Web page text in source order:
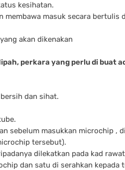
kesihatan.
masuk secara bertulis
akan dikenakan
perkara yang perlu di buat
dan sihat.
sebelum masukkan microchip ,
tersebut).
dilekatkan pada kad
dan satu di serahkan kepada